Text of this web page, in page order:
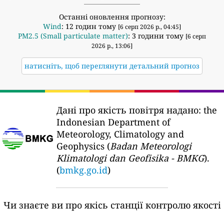
Останні оновлення прогнозу:
Wind: 12 годин тому [6 серп 2026 р., 04:45]
PM2.5 (Small particulate matter): 3 години тому [6 серп
2026 р., 13:06]
натисніть, щоб переглянути детальний прогноз
Дані про якість повітря надано: the
Indonesian Department of
Meteorology, Climatology and
Geophysics (Badan Meteorologi
Klimatologi dan Geofisika - BMKG).
(bmkg.go.id)
Чи знаєте ви про якісь станції контролю якості